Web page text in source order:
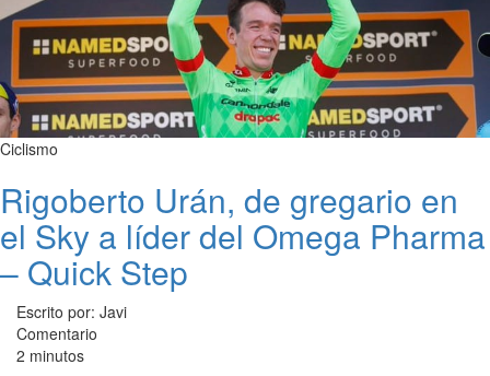
Ciclismo
Rigoberto Urán, de gregario en
el Sky a líder del Omega Pharma
– Quick Step
Escrito por: Javi
Comentario
2 minutos